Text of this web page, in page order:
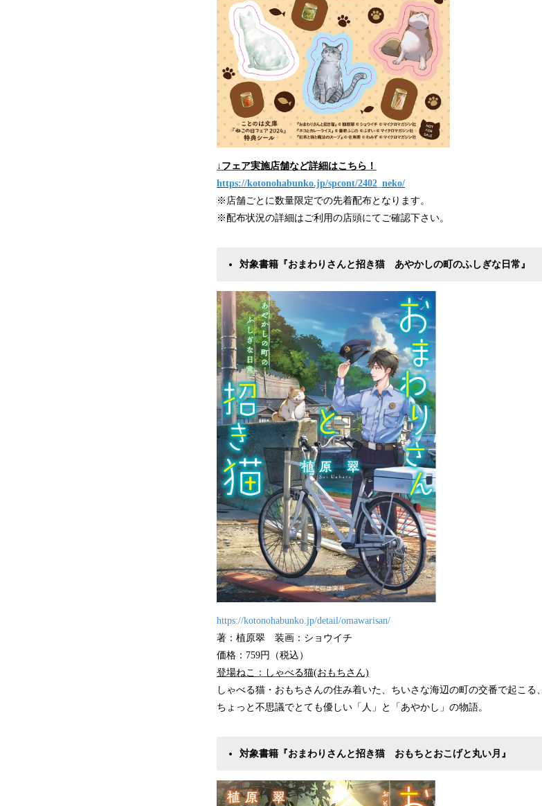
↓フェア実施店舗など詳細はこちら！
https://kotonohabunko.jp/spcont/2402_neko/
※店舗ごとに数量限定での先着配布となります。
※配布状況の詳細はご利用の店頭にてご確認下さい。
対象書籍『おまわりさんと招き猫 あやかしの町のふしぎな日常』
https://kotonohabunko.jp/detail/omawarisan/
著：植原翠 装画：ショウイチ
価格：759円（税込）
登場ねこ：しゃべる猫(おもちさん)
しゃべる猫・おもちさんの住み着いた、ちいさな海辺の町の交番で起こる、
ちょっと不思議でとても優しい「人」と「あやかし」の物語。
対象書籍『おまわりさんと招き猫 おもちとおこげと丸い月』